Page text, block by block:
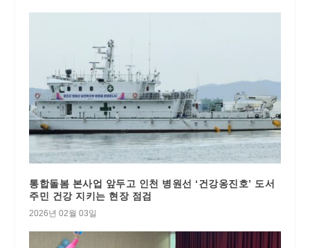
통합돌봄 본사업 앞두고 인천 병원선 ‘건강옹진호’ 도서
주민 건강 지키는 현장 점검
2026년 02월 03일